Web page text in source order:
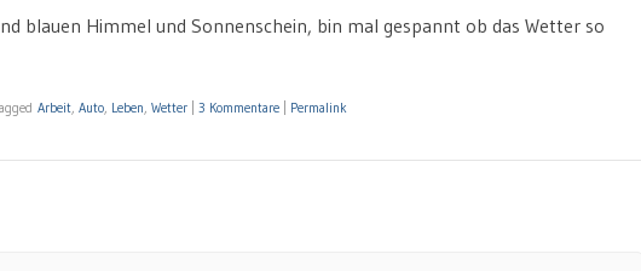
blauen Himmel und Sonnenschein, bin mal gespannt ob das Wetter so
Arbeit, Auto, Leben, Wetter 3 Kommentare Permalink